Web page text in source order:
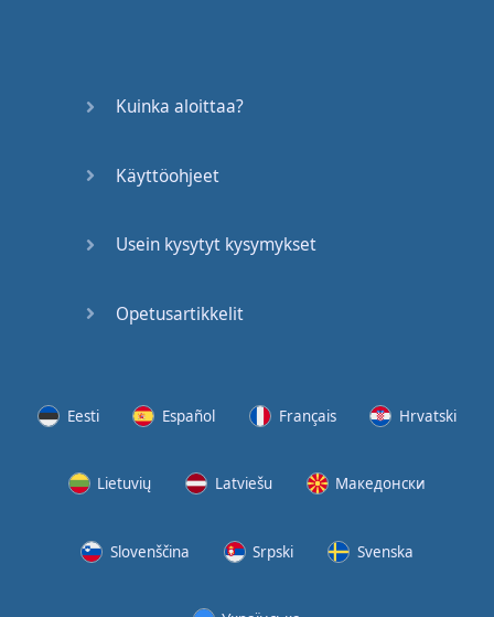
Kuinka aloittaa?
Käyttöohjeet
Usein kysytyt kysymykset
Opetusartikkelit
Eesti Español Français Hrvatski
Lietuvių Latviešu Македонски
Slovenščina Srpski Svenska